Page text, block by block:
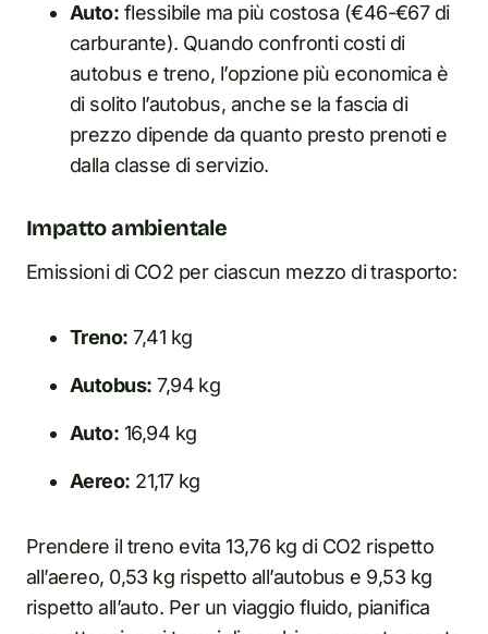
Auto: flessibile ma più costosa (€46-€67 di
carburante). Quando confronti costi di
autobus e treno, l’opzione più economica è
di solito l’autobus, anche se la fascia di
prezzo dipende da quanto presto prenoti e
dalla classe di servizio.
Impatto ambientale
Emissioni di CO2 per ciascun mezzo di trasporto:
Treno: 7,41 kg
Autobus: 7,94 kg
Auto: 16,94 kg
Aereo: 21,17 kg
Prendere il treno evita 13,76 kg di CO2 rispetto
all’aereo, 0,53 kg rispetto all’autobus e 9,53 kg
rispetto all’auto. Per un viaggio fluido, pianifica